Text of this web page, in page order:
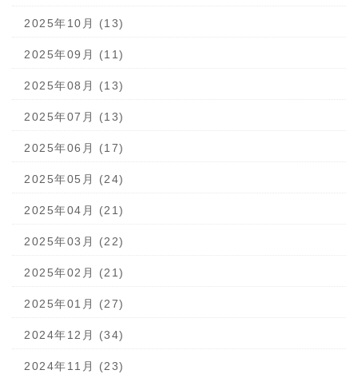
2025年10月 (13)
2025年09月 (11)
2025年08月 (13)
2025年07月 (13)
2025年06月 (17)
2025年05月 (24)
2025年04月 (21)
2025年03月 (22)
2025年02月 (21)
2025年01月 (27)
2024年12月 (34)
2024年11月 (23)